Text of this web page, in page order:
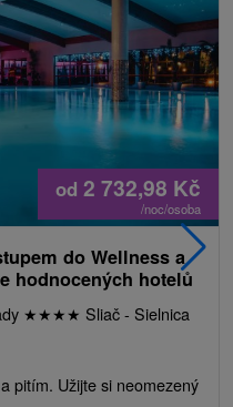
od 2 732,98 Kč
/noc/osoba
do Wellness a
hodnocených hotelů
★★★★ Sliač - Sielnica
pitím. Užijte si neomezený